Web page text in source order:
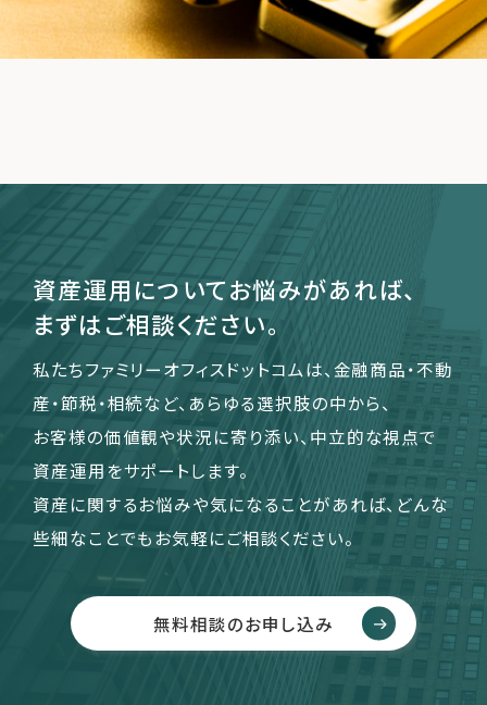
無料ご相談 ログイン
ファミリーオフィスとは
関連書籍
メールマガジン登録
よくある質問
資産運用についてお悩みがあれば、
まずはご相談ください。
私たちファミリーオフィスドットコムは、金融商品・不動
産・節税・相続など、あらゆる選択肢の中から、
お客様の価値観や状況に寄り添い、中立的な視点で
資産運用をサポートします。
資産に関するお悩みや気になることがあれば、どんな
些細なことでもお気軽にご相談ください。
無料相談のお申し込み